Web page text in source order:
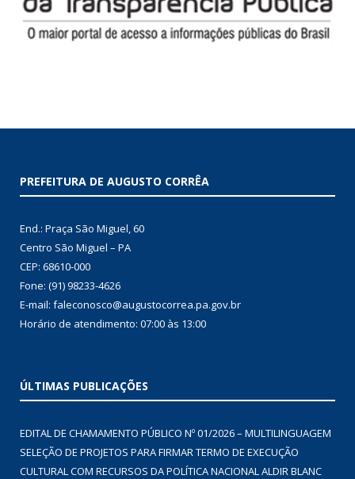
PREFEITURA DE AUGUSTO CORRÊA
End.: Praça São Miguel, 60
Centro São Miguel – PA
CEP: 68610-000
Fone: (91) 98233-4626
E-mail: faleconosco@augustocorrea.pa.gov.br
Horário de atendimento: 07:00 às 13:00
ÚLTIMAS PUBLICAÇÕES
EDITAL DE CHAMAMENTO PÚBLICO Nº 01/2026 – MULTILINGUAGEM
SELEÇÃO DE PROJETOS PARA FIRMAR TERMO DE EXECUÇÃO
CULTURAL COM RECURSOS DA POLÍTICA NACIONAL ALDIR BLANC